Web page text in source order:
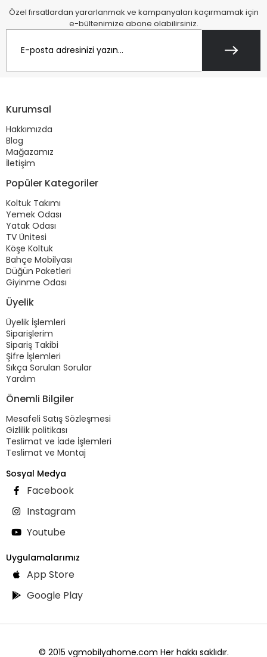
Özel fırsatlardan yararlanmak ve kampanyaları kaçırmamak için
e-bültenimize abone olabilirsiniz.
Kurumsal
Hakkımızda
Blog
Mağazamız
İletişim
Popüler Kategoriler
Koltuk Takımı
Yemek Odası
Yatak Odası
TV Ünitesi
Köşe Koltuk
Bahçe Mobilyası
Düğün Paketleri
Giyinme Odası
Üyelik
Üyelik İşlemleri
Siparişlerim
Sipariş Takibi
Şifre İşlemleri
Sıkça Sorulan Sorular
Yardım
Önemli Bilgiler
Mesafeli Satış Sözleşmesi
Gizlilik politikası
Teslimat ve İade İşlemleri
Teslimat ve Montaj
Sosyal Medya
Facebook
Instagram
Youtube
Uygulamalarımız
App Store
Google Play
© 2015 vgmobilyahome.com Her hakkı saklıdır.